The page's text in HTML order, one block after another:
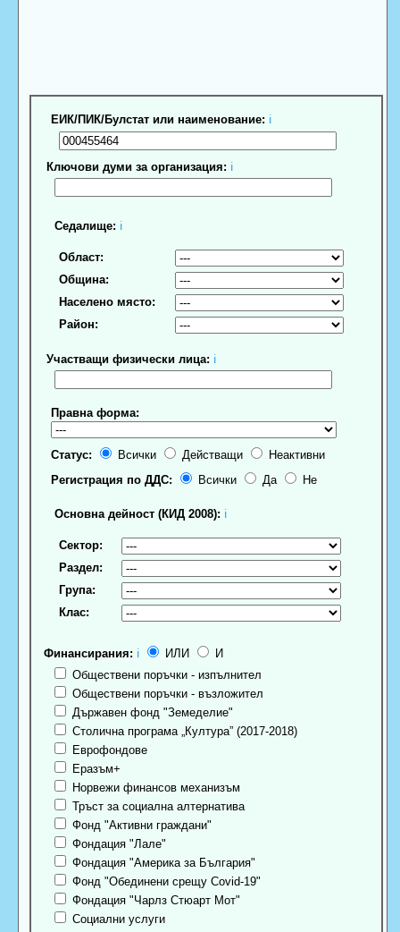
ЕИК/ПИК/Булстат или наименование: ℹ
Ключови думи за организация: ℹ
Седалище: ℹ
Област:
Община:
Населено място:
Район:
Участващи физически лица: ℹ
Правна форма:
Статус: Всички Действащи
Неактивни
Регистрация по ДДС:
Всички Да Не
Основна дейност (КИД 2008): ℹ
Сектор:
Раздел:
Група:
Клас:
Финансирания: ℹ ИЛИ
И
Обществени поръчки - изпълнител
Обществени поръчки - възложител
Държавен фонд "Земеделие"
Столична програма „Култура” (2017-2018)
Еврофондове
Еразъм+
Норвежи финансов механизъм
Тръст за социална алтернатива
Фонд "Активни граждани"
Фондация "Лале"
Фондация "Америка за България"
Фонд "Обединени срещу Covid-19"
Фондация "Чарлз Стюарт Мот"
Социални услуги